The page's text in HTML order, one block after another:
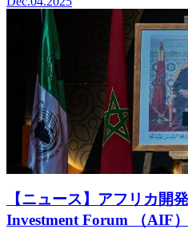
【ニュース】アフリカ開
Investment Forum （AIF